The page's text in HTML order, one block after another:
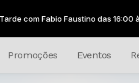
Fabio Faustino das 16:00 às 18:00
Promoções Eventos